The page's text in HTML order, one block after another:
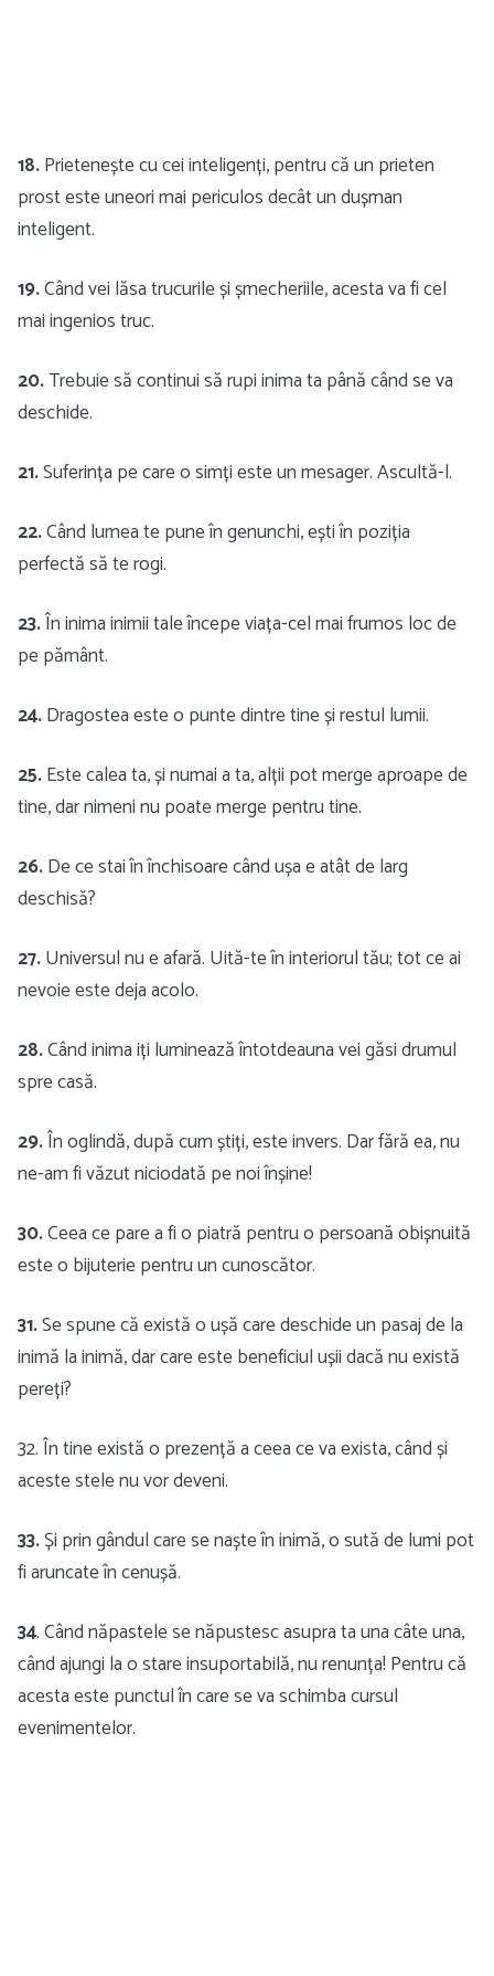
18.Prietenește cu cei inteligenți, pentru că un prieten
prost este uneori mai periculos decât un dușman
inteligent.
19.Când vei lăsa trucurile și șmecheriile, acesta va fi cel
mai ingenios truc.
20.Trebuie să continui să rupi inima ta până când se va
deschide.
21.Suferința pe care o simți este un mesager. Ascultă-l.
22.Când lumea te pune în genunchi, ești în poziția
perfectă să te rogi.
23.În inima inimii tale începe viața-cel mai frumos loc de
pe pământ.
24.Dragostea este o punte dintre tine și restul lumii.
25.Este calea ta, și numai a ta, alții pot merge aproape de
tine, dar nimeni nu poate merge pentru tine.
26.De ce stai în închisoare când ușa e atât de larg
deschisă?
27.Universul nu e afară. Uită-te în interiorul tău; tot ce ai
nevoie este deja acolo.
28.Când inima iți luminează întotdeauna vei găsi drumul
spre casă.
29.În oglindă, după cum știți, este invers. Dar fără ea, nu
ne-am fi văzut niciodată pe noi înșine!
30.Ceea ce pare a fi o piatră pentru o persoană obișnuită
este o bijuterie pentru un cunoscător.
31.Se spune că există o ușă care deschide un pasaj de la
inimă la inimă, dar care este beneficiul ușii dacă nu există
pereți?
32. În tine există o prezență a ceea ce va exista, când și
aceste stele nu vor deveni.
33.Și prin gândul care se naște în inimă, o sută de lumi pot
fi aruncate în cenușă.
34. Când năpastele se năpustesc asupra ta una câte una,
când ajungi la o stare insuportabilă, nu renunța! Pentru că
acesta este punctul în care se va schimba cursul
evenimentelor.